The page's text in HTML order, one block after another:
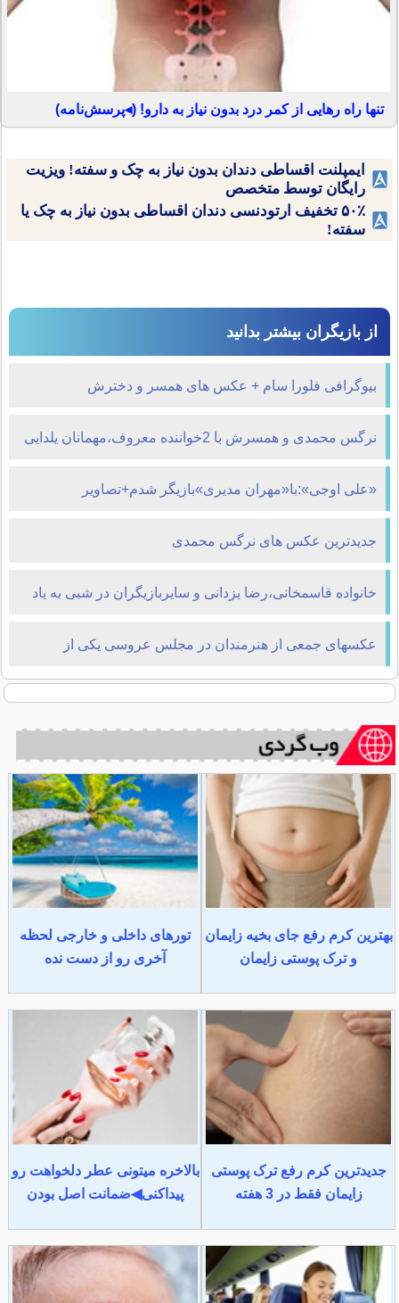
تنها راه رهایی از کمر درد بدون نیاز به دارو! (◂پرسش‌نامه)
ایمپلنت اقساطی دندان بدون نیاز به چک و سفته! ویزیت
رایگان توسط متخصص
۵۰٪ تخفیف ارتودنسی دندان اقساطی بدون نیاز به چک یا
سفته!
از بازیگران بیشتر بدانید
بیوگرافی فلورا سام + عکس های همسر و دخترش
نرگس محمدی و همسرش با 2خواننده معروف،مهمانان یلدایی
«علی اوجی»:با«مهران مدیری»بازیگر شدم+تصاویر
جدیدترین عکس های نرگس محمدی
خانواده قاسمخانی،رضا یزدانی و سایربازیگران در شبی به یاد
عکسهای جمعی از هنرمندان در مجلس عروسی یکی از
آشنایان
بهترین کرم رفع جای بخیه زایمان
و ترک پوستی زایمان
تورهای داخلی و خارجی لحظه
آخری رو از دست نده
جدیدترین کرم رفع ترک پوستی
زایمان فقط در 3 هفته
بالاخره میتونی عطر دلخواهت رو
پیداکنی◀ضمانت اصل بودن